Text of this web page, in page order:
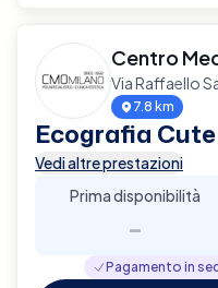
Centro
Via Raffaello
7.8 km
Ecografia
Vedi altre prestazioni
Prima disponibilità
-
Pagamento in